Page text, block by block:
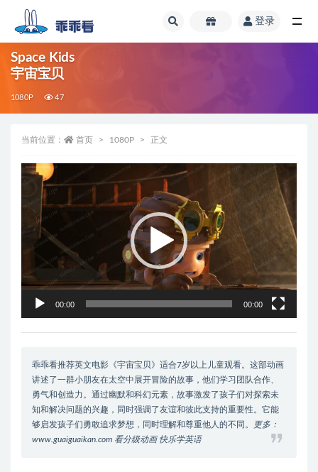
登录
Space Kids
宇宙宝贝
1080P 47
当前位置： 首页 1080P 正文
视
播
00:00 00:00
乖乖看推荐英文电影《宇宙宝贝》适合7岁以上儿童观看。这部动画
讲述了一群小朋友在太空中展开冒险的故事，他们学习团队合作、
勇气和创造力。通过幽默和科幻元素，故事激发了孩子们对探索未
知和解决问题的兴趣，同时强调了友谊和彼此支持的重要性。它能
够启发孩子们勇敢追求梦想，同时理解和尊重他人的不同。
更多：
www.guaiguaikan.com 看分级动画 快乐学英语